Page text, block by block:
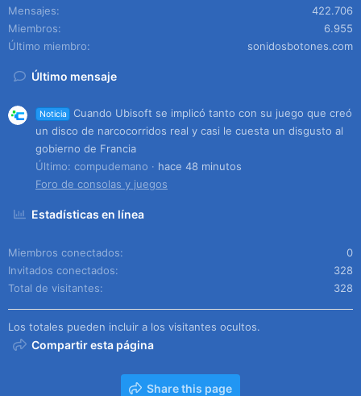
Mensajes
422.706
Miembros
6.955
Último miembro
sonidosbotones.com
Último mensaje
Noticia
Cuando Ubisoft se implicó tanto con su juego que creó
un disco de narcocorridos real y casi le cuesta un disgusto al
gobierno de Francia
Último: compudemano
hace 48 minutos
Foro de consolas y juegos
Estadísticas en línea
Miembros conectados
0
Invitados conectados
328
Total de visitantes
328
Los totales pueden incluir a los visitantes ocultos.
Compartir esta página
Share this page